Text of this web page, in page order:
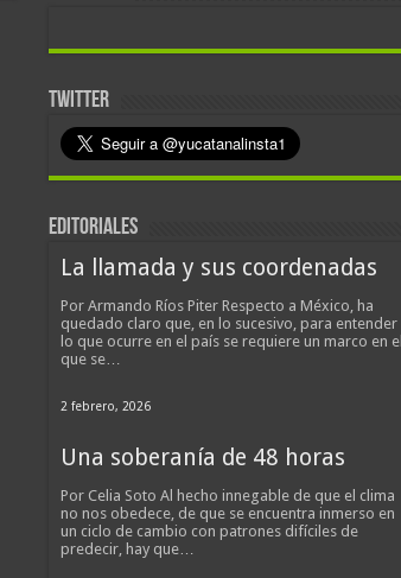
TWITTER
EDITORIALES
La llamada y sus coordenadas
Por Armando Ríos Piter Respecto a México, ha
quedado claro que, en lo sucesivo, para entender
lo que ocurre en el país se requiere un marco en el
que se…
2 febrero, 2026
Una soberanía de 48 horas
Por Celia Soto Al hecho innegable de que el clima
no nos obedece, de que se encuentra inmerso en
un ciclo de cambio con patrones difíciles de
predecir, hay que…